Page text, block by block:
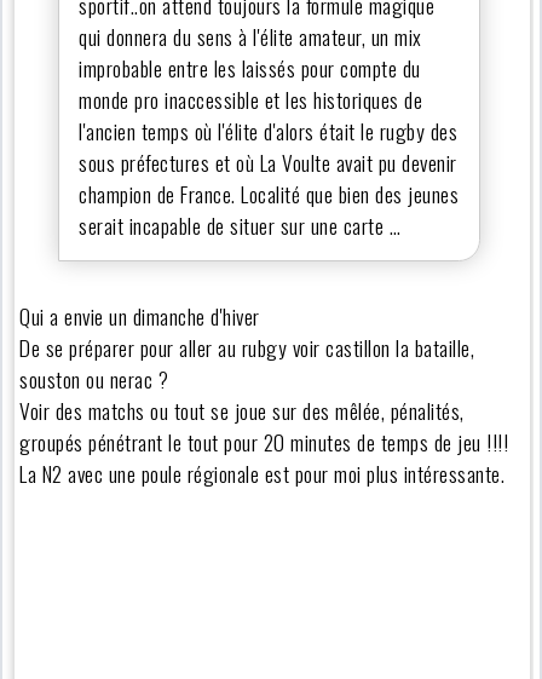
qui donnera du sens à l'élite amateur, un mix
improbable entre les laissés pour compte du
monde pro inaccessible et les historiques de
l'ancien temps où l'élite d'alors était le rugby des
sous préfectures et où La Voulte avait pu devenir
champion de France. Localité que bien des jeunes
serait incapable de situer sur une carte …
Qui a envie un dimanche d'hiver
De se préparer pour aller au rubgy voir castillon la bataille,
souston ou nerac ?
Voir des matchs ou tout se joue sur des mêlée, pénalités,
groupés pénétrant le tout pour 20 minutes de temps de jeu !!!!
La N2 avec une poule régionale est pour moi plus intéressante.